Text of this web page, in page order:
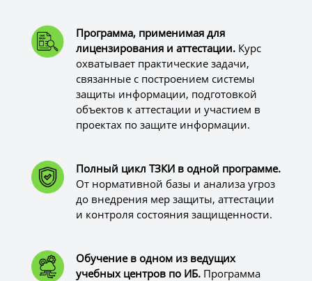
Программа, применимая для
лицензирования и аттестации. Курс
охватывает практические задачи,
связанные с построением системы
защиты информации, подготовкой
объектов к аттестации и участием в
проектах по защите информации.
Полный цикл ТЗКИ в одной программе.
От нормативной базы и анализа угроз
до внедрения мер защиты, аттестации
и контроля состояния защищенности.
Обучение в одном из ведущих
учебных центров по ИБ. Программа